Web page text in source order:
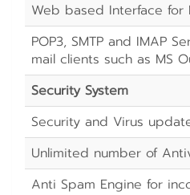
Web based Interface for
POP3, SMTP and IMAP
mail clients such as MS
Security System
Security and Virus
Unlimited number of
Anti Spam Engine for